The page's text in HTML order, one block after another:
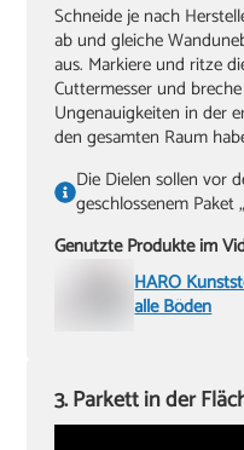
Schneide je nach
ab und gleiche
aus. Markiere und ritze
Cuttermesser und
Ungenauigkeiten in der
den gesamten Raum
Die Dielen sollen vor
geschlossenem Paket
Genutzte Produkte im
HARO
alle Böden
3. Parkett in der